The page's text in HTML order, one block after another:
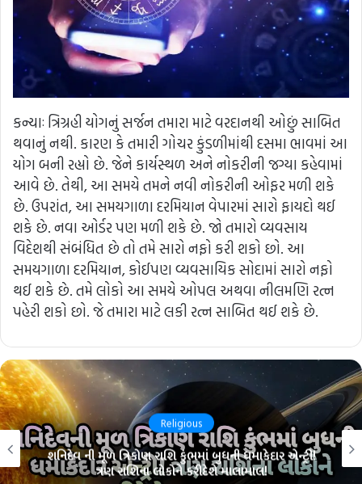
કન્યાઃ ત્રિગ્રહી યોગનું સર્જન તમારા માટે વરદાનથી ઓછું સાબિત
થવાનું નથી. કારણ કે તમારી ગોચર કુંડળીમાંથી દસમા ભાવમાં આ
યોગ બની રહ્યો છે. જેને કાર્યસ્થળ અને નોકરીની જગ્યા કહેવામાં
આવે છે. તેથી, આ સમયે તમને નવી નોકરીની ઓફર મળી શકે
છે. ઉપરાંત, આ સમયગાળા દરમિયાન વેપારમાં સારો ફાયદો થઈ
શકે છે. નવા ઓર્ડર પણ મળી શકે છે. જો તમારો વ્યવસાય
વિદેશથી સંબંધિત છે તો તમે સારો નફો કરી શકો છો. આ
સમયગાળા દરમિયાન, કોઈપણ વ્યવસાયિક સોદામાં સારો નફો
થઈ શકે છે. તમે લોકો આ સમયે ઓપલ અથવા નીલમણિ રત્ન
પહેરી શકો છો. જે તમારા માટે લકી રત્ન સાબિત થઈ શકે છે.
Religious
શનિદેવ ની મૂળ ત્રિકોણ રાશિ કુંભમાં બુધની ધમાકેદાર એન્ટ્રી!
ત્રણ રાશિના લોકોને કરીદેશે માલામાલ!